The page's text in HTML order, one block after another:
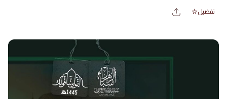
تفضيل